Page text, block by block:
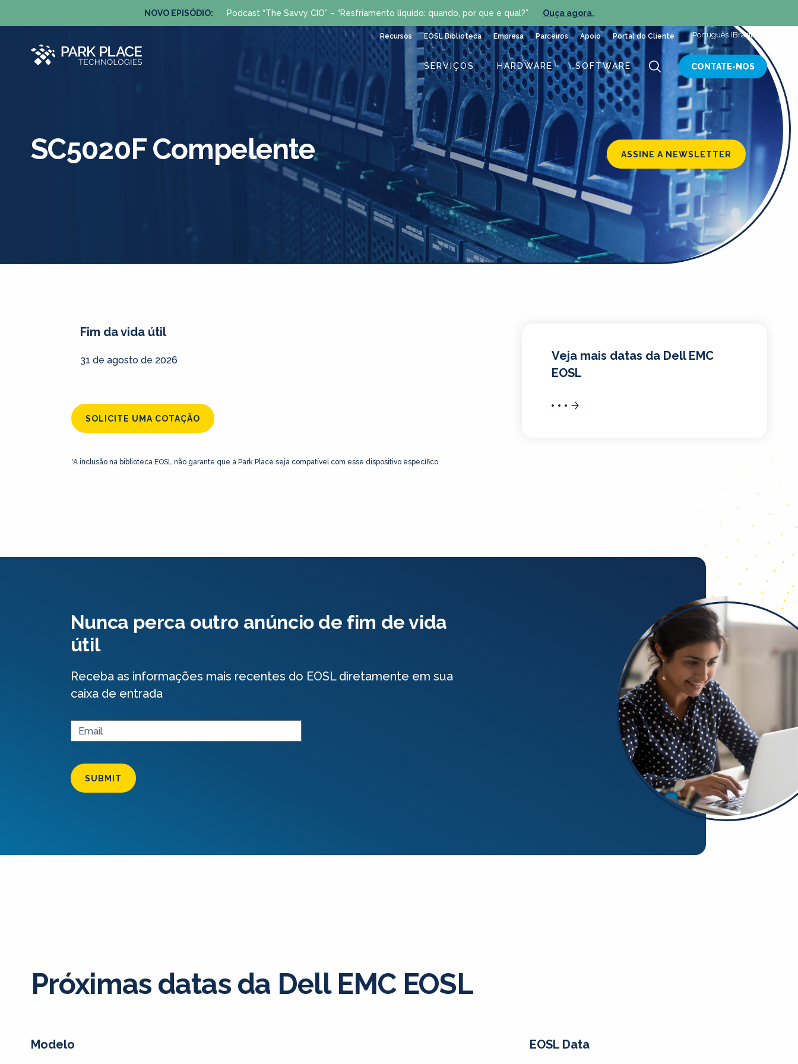
NOVO EPISÓDIO: Podcast “The Savvy CIO” – “Resfriamento líquido: quando, por que e qual?” Ouça agora.
Recursos EOSL Biblioteca Empresa Parceiros Apoio Portal do Cliente Português (Brasil)
SERVIÇOS HARDWARE SOFTWARE CONTATE-NOS
ASSINE A NEWSLETTER
SC5020F Compelente
Fim da vida útil
31 de agosto de 2026
SOLICITE UMA COTAÇÃO
*A inclusão na biblioteca EOSL não garante que a Park Place seja compatível com esse dispositivo específico.
Veja mais datas da Dell EMC
EOSL
Nunca perca outro anúncio de fim de vida
útil
Receba as informações mais recentes do EOSL diretamente em sua
caixa de entrada
SUBMIT
Próximas datas da Dell EMC EOSL
Modelo EOSL Data